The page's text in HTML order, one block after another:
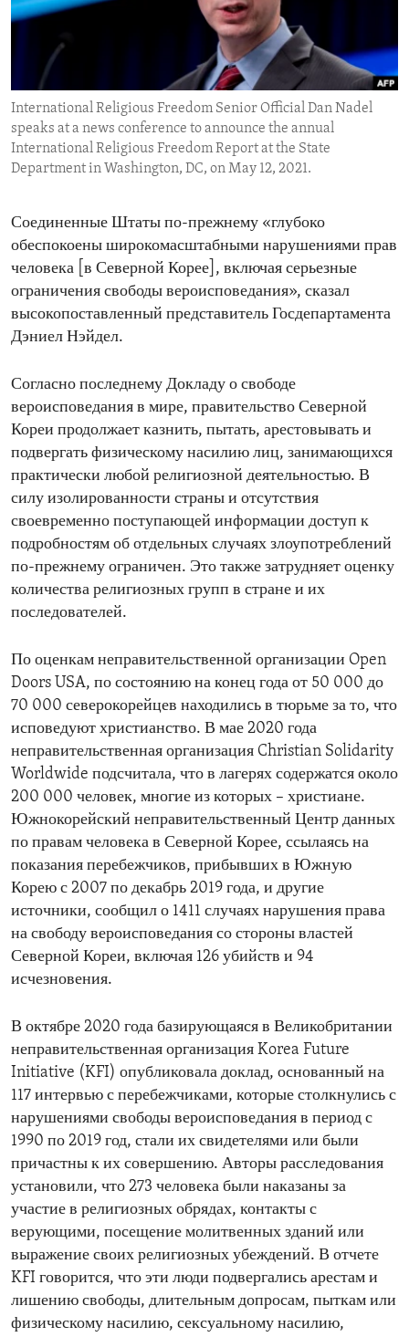
ENVIRONMENT AND HEALTH
IDEALS AND INSTITUTIONS
International Religious Freedom Senior Official Dan Nadel
speaks at a news conference to announce the annual
International Religious Freedom Report at the State
Department in Washington, DC, on May 12, 2021.
Соединенные Штаты по-прежнему «глубоко
обеспокоены широкомасштабными нарушениями прав
человека [в Северной Корее], включая серьезные
ограничения свободы вероисповедания», сказал
высокопоставленный представитель Госдепартамента
Дэниел Нэйдел.
Согласно последнему Докладу о свободе
вероисповедания в мире, правительство Северной
Кореи продолжает казнить, пытать, арестовывать и
подвергать физическому насилию лиц, занимающихся
практически любой религиозной деятельностью. В
силу изолированности страны и отсутствия
своевременно поступающей информации доступ к
подробностям об отдельных случаях злоупотреблений
по-прежнему ограничен. Это также затрудняет оценку
количества религиозных групп в стране и их
последователей.
По оценкам неправительственной организации Open
Doors USA, по состоянию на конец года от 50 000 до
70 000 северокорейцев находились в тюрьме за то, что
исповедуют христианство. В мае 2020 года
неправительственная организация Christian Solidarity
Worldwide подсчитала, что в лагерях содержатся около
200 000 человек, многие из которых – христиане.
Южнокорейский неправительственный Центр данных
по правам человека в Северной Корее, ссылаясь на
показания перебежчиков, прибывших в Южную
Корею с 2007 по декабрь 2019 года, и другие
источники, сообщил о 1411 случаях нарушения права
на свободу вероисповедания со стороны властей
Северной Кореи, включая 126 убийств и 94
исчезновения.
В октябре 2020 года базирующаяся в Великобритании
неправительственная организация Korea Future
Initiative (KFI) опубликовала доклад, основанный на
117 интервью с перебежчиками, которые столкнулись с
нарушениями свободы вероисповедания в период с
1990 по 2019 год, стали их свидетелями или были
причастны к их совершению. Авторы расследования
установили, что 273 человека были наказаны за
участие в религиозных обрядах, контакты с
верующими, посещение молитвенных зданий или
выражение своих религиозных убеждений. В отчете
KFI говорится, что эти люди подвергались арестам и
лишению свободы, длительным допросам, пыткам или
физическому насилию, сексуальному насилию,